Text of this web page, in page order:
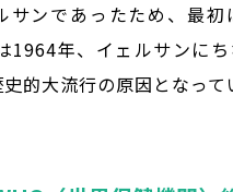
ンであったため、最初
1964年、イェルサンに
的大流行の原因となって